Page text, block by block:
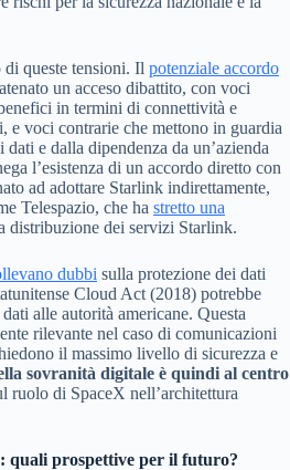
di queste tensioni. Il potenziale accordo
un acceso dibattito, con voci
in termini di connettività e
e voci contrarie che mettono in guardia
e dalla dipendenza da un’azienda
l’esistenza di un accordo diretto con
ad adottare Starlink indirettamente,
Telespazio, che ha stretto una
distribuzione dei servizi Starlink.
dubbi sulla protezione dei dati
Cloud Act (2018) potrebbe
alle autorità americane. Questa
rilevante nel caso di comunicazioni
il massimo livello di sicurezza e
sovranità digitale è quindi al centro
ruolo di SpaceX nell’architettura
quali prospettive per il futuro?